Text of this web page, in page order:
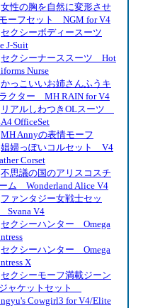
女性の胸を自然に変形させ
ーフセット NGM for V4
セクシーボディースーツ
J-Suit
セクシーナーススーツ Hot
Nurse
かっこいいお姉さんふうキ
クター MH RAIN for V4
リアルしわつきOLスーツ
OfficeSet
MH Annyの表情モーフ
娼婦っぽいコルセット V4
Corset
不思議の国のアリスコスチ
ム Wonderland Alice V4
ファンタジー女戦士セッ
Svana V4
セクシーハンター Omega
セクシーハンター Omega
X
セクシーモーフ満載ジーン
ャケットセット
Cowgirl3 for V4/Elite